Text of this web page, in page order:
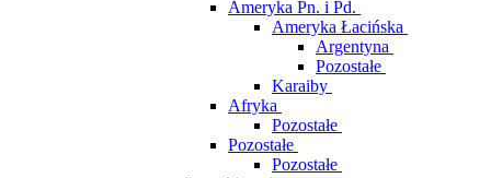
Ameryka Pn. i Pd.
Ameryka Łacińska
Argentyna
Pozostałe
Karaiby
Afryka
Pozostałe
Pozostałe
Pozostałe